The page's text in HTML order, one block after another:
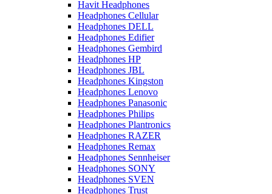
Havit Headphones
Headphones Cellular
Headphones DELL
Headphones Edifier
Headphones Gembird
Headphones HP
Headphones JBL
Headphones Kingston
Headphones Lenovo
Headphones Panasonic
Headphones Philips
Headphones Plantronics
Headphones RAZER
Headphones Remax
Headphones Sennheiser
Headphones SONY
Headphones SVEN
Headphones Trust